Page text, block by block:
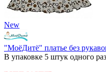
New
"МоёДитё" платье без
В упаковке 5 штук одного